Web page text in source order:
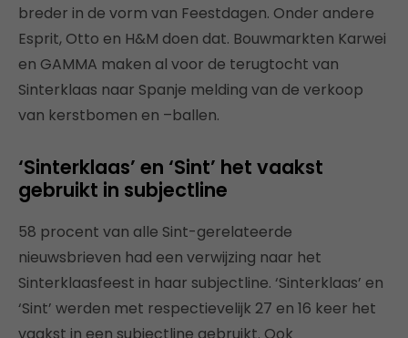
breder in de vorm van Feestdagen. Onder andere
Esprit, Otto en H&M doen dat. Bouwmarkten Karwei
en GAMMA maken al voor de terugtocht van
Sinterklaas naar Spanje melding van de verkoop
van kerstbomen en –ballen.
‘Sinterklaas’ en ‘Sint’ het vaakst
gebruikt in subjectline
58 procent van alle Sint-gerelateerde
nieuwsbrieven had een verwijzing naar het
Sinterklaasfeest in haar subjectline. ‘Sinterklaas’ en
‘Sint’ werden met respectievelijk 27 en 16 keer het